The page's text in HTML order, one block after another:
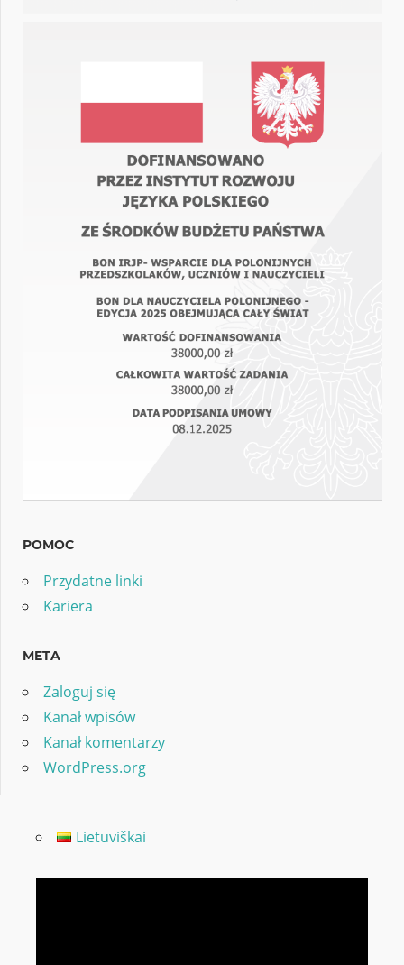
POMOC
Przydatne linki
Kariera
META
Zaloguj się
Kanał wpisów
Kanał komentarzy
WordPress.org
Lietuviškai